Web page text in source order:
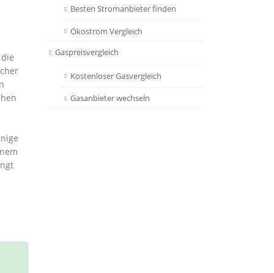
Besten Stromanbieter finden
Ökostrom Vergleich
Gaspreisvergleich
Kostenloser Gasvergleich
Gasanbieter wechseln